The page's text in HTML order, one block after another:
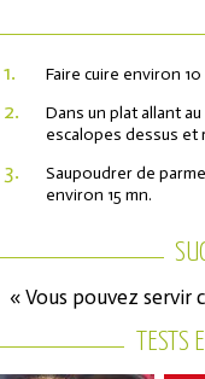
1. Faire cuire environ
2.
Dans un plat allant
escalopes dessus et
3.
Saupoudrer de
environ 15 mn.
« Vous pouvez servir
Saveurs de l'Année